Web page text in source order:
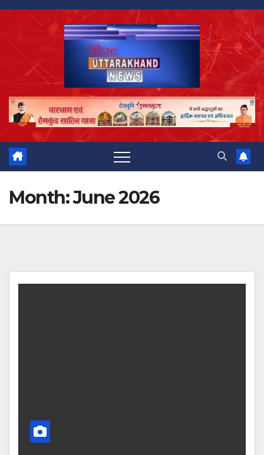
Skip
Month:June 2026